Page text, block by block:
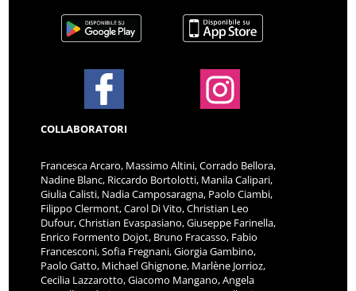
COLLABORATORI
Francesca Arcaro, Massimo Altini, Corrado Bellora,
Nadine Blanc, Riccardo Bortolotti, Manila Calipari,
Giulia Calisti, Nadia Camposaragna, Paolo Ciambi,
Filippo Clermont, Carol Di Vito, Christian Leo
Dufour, Christian Evaspasiano, Giuseppe Farinella,
Enrico Formento Dojot, Bruno Fracasso, Fabio
Francesconi, Sofia Fregnani, Giorgia Gambino,
Paolo Gatto, Michael Ghignone, Marlène Jorrioz,
Cecilia Lazzarotto, Giacomo Mangano, Angela